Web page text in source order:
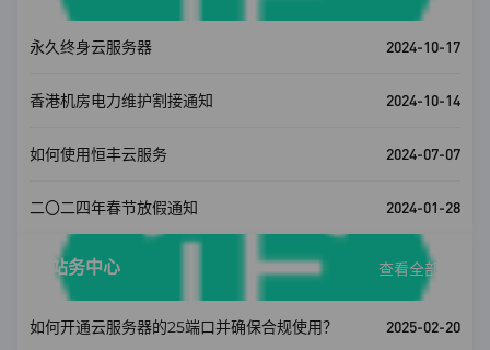
永久终身云服务器 2024-10-17
香港机房电力维护割接通知 2024-10-14
如何使用恒丰云服务 2024-07-07
二〇二四年春节放假通知 2024-01-28
站务中心 查看全部
如何开通云服务器的25端口并确保合规使用？ 2025-02-20